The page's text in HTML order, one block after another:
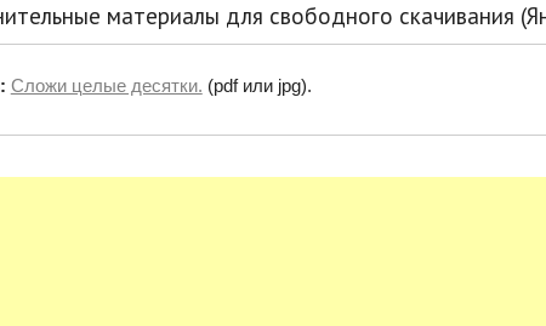
материалы для свободного скачивания
Сложи целые десятки. (pdf или jpg).